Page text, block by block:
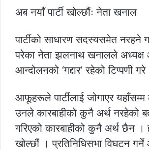
अब नयाँ पार्टी खोल्छौंः नेता खनाल
पार्टीको साधारण सदस्यसमेत नरहने
परेका नेता झलनाथ खनालले अध्यक्ष
आन्दोलनको ‘गद्दार’ रहेको टिप्पणी गरे
आफूहरूले पार्टीलाई जोगाएर यहाँसम्म
उनले कारबाहीको कुनै अर्थ नरहेको
गरिएको कारबाहीको कुनै अर्थ छैन ।
खोल्छौं । प्रतिनिधिसभा विघटन